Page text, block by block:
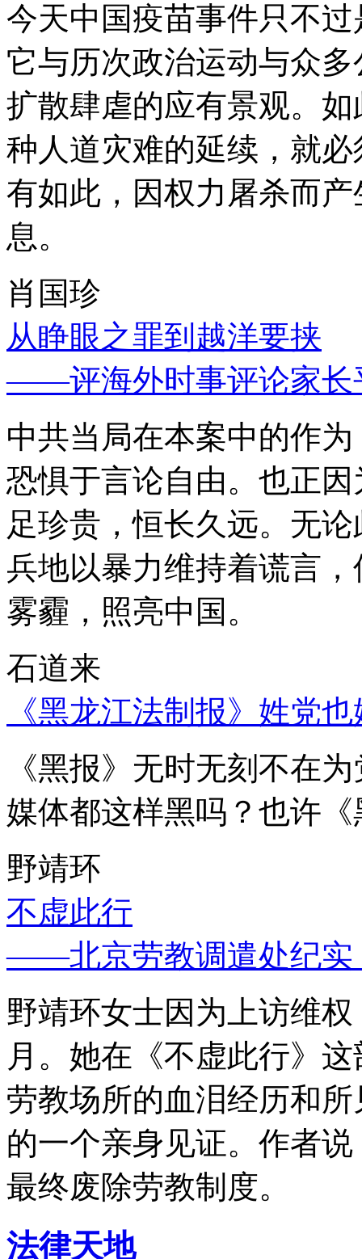
今天中国疫苗事件只不
它与历次政治运动与众
扩散肆虐的应有景观。
种人道灾难的延续，就
有如此，因权力屠杀而
息。
肖国珍
从睁眼之罪到越洋要挟
——评海外时事评论家长
中共当局在本案中的作
恐惧于言论自由。也正
足珍贵，恒长久远。无
兵地以暴力维持着谎言
雾霾，照亮中国。
石道来
《黑龙江法制报》姓党
《黑报》无时无刻不在
媒体都这样黑吗？也许
野靖环
不虚此行
——北京劳教调遣处纪实
野靖环女士因为上访维
月。她在《不虚此行》
劳教场所的血泪经历和
的一个亲身见证。作者
最终废除劳教制度。
法律天地